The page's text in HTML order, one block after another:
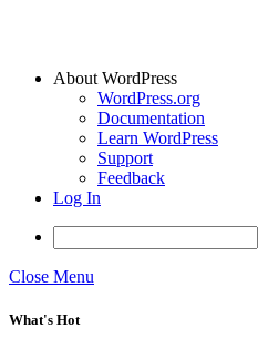
About WordPress
WordPress.org
Documentation
Learn WordPress
Support
Feedback
Log In
Close Menu
What's Hot